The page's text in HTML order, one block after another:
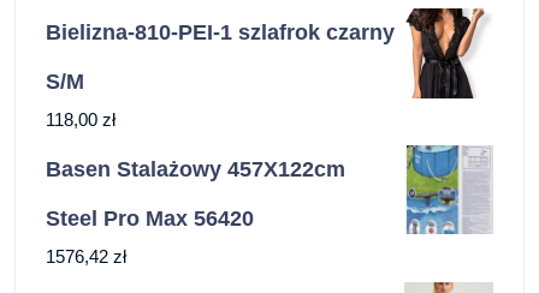
Bielizna-810-PEI-1 szlafrok czarny
S/M
118,00 zł
Basen Stalażowy 457X122cm
Steel Pro Max 56420
1576,42 zł